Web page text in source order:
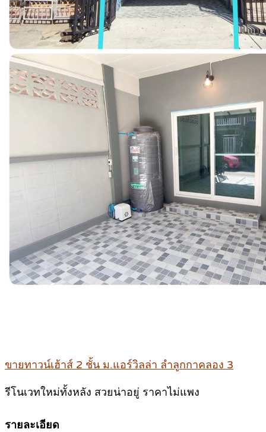
ขายทาวน์เฮ้าส์ 2 ชั้น ม.แอร์วิลล่า ลำลูกกาคลอง 3
รีโนเวทใหม่ทั้งหลัง สวยน่าอยู่ ราคาไม่แพง
รายละเอียด